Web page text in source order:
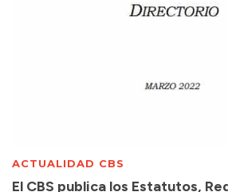
ACTUALIDAD CBS
El CBS publica los Estatutos,